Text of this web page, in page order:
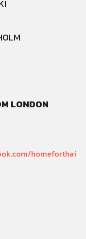
LONDON
homeforthai